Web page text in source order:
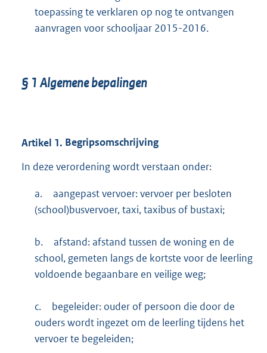
toepassing te verklaren op nog te ontvangen
aanvragen voor schooljaar 2015-2016.
§ 1 Algemene bepalingen
Artikel 1. Begripsomschrijving
In deze verordening wordt verstaan onder:
a.
aangepast vervoer: vervoer per besloten
(school)busvervoer, taxi, taxibus of bustaxi;
b.
afstand: afstand tussen de woning en de
school, gemeten langs de kortste voor de leerling
voldoende begaanbare en veilige weg;
c.
begeleider: ouder of persoon die door de
ouders wordt ingezet om de leerling tijdens het
vervoer te begeleiden;